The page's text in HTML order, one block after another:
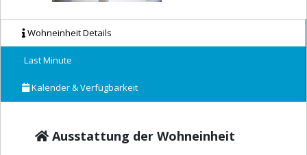
Wohneinheit Details
Last Minute
Kalender & Verfügbarkeit
Ausstattung der Wohneinheit